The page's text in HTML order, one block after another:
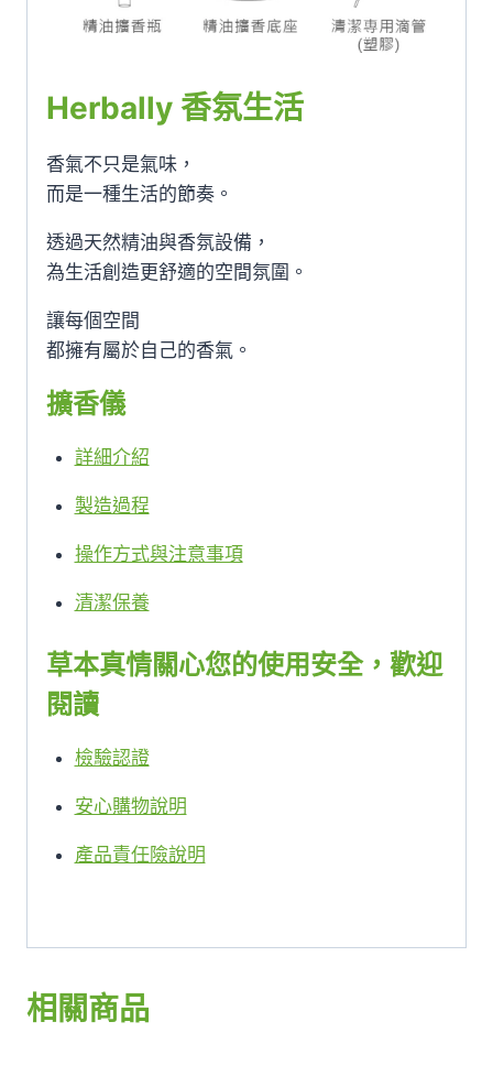
Herbally 香氛生活
香氣不只是氣味，
而是一種生活的節奏。
透過天然精油與香氛設備，
為生活創造更舒適的空間氛圍。
讓每個空間
都擁有屬於自己的香氣。
擴香儀
詳細介紹
製造過程
操作方式與注意事項
清潔保養
草本真情關心您的使用安全，歡迎
閱讀
檢驗認證
安心購物說明
產品責任險說明
相關商品